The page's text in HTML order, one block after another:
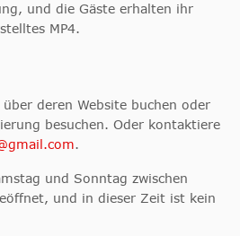
und die Gäste erhalten ihr
MP4.
deren Website buchen oder
besuchen. Oder kontaktiere
.
und Sonntag zwischen
und in dieser Zeit ist kein